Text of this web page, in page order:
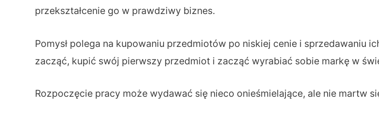
przekształcenie go w prawdziwy biznes.
Pomysł polega na kupowaniu przedmiotów po niskiej cenie i sprzedawaniu
zacząć, kupić swój pierwszy przedmiot i zacząć wyrabiać sobie markę w
Rozpoczęcie pracy może wydawać się nieco onieśmielające, ale nie martw